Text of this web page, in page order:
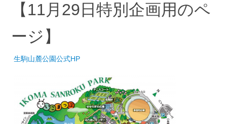
【11月29日特別企画用のペ
ージ】
生駒山麓公園公式HP